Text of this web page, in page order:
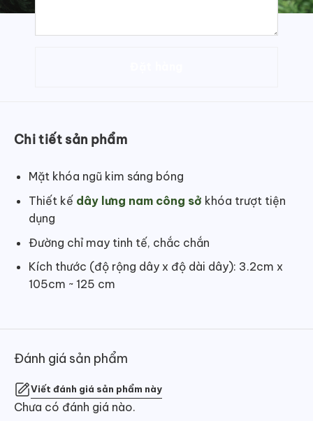
Chi tiết sản phẩm
Mặt khóa ngũ kim sáng bóng
Thiết kế dây lưng nam công sở khóa trượt tiện
dụng
Đường chỉ may tinh tế, chắc chắn
Kích thước (độ rộng dây x độ dài dây): 3.2cm x
105cm ~ 125 cm
Đánh giá sản phẩm
Viết đánh giá sản phẩm này
Chưa có đánh giá nào.